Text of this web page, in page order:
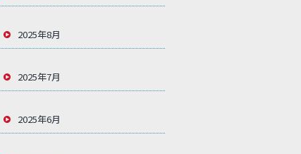
2025年8月
2025年7月
2025年6月